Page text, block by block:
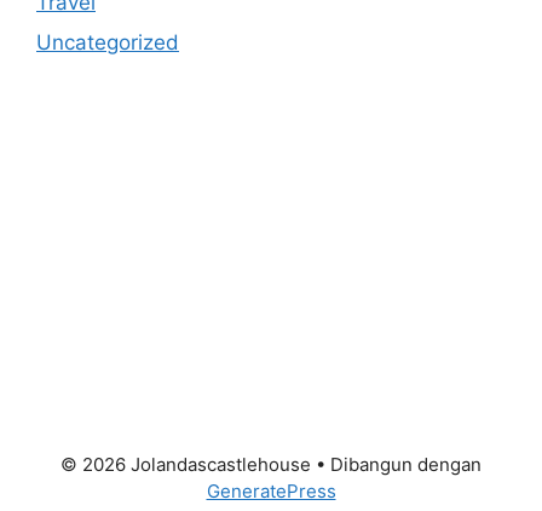
Uncategorized
© 2026 Jolandascastlehouse • Dibangun dengan
GeneratePress